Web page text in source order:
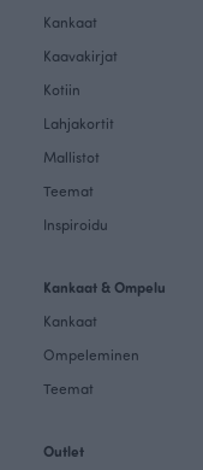
Kankaat
Kaavakirjat
Kotiin
Lahjakortit
Mallistot
Teemat
Inspiroidu
Kankaat & Ompelu
Kankaat
Ompeleminen
Teemat
Outlet